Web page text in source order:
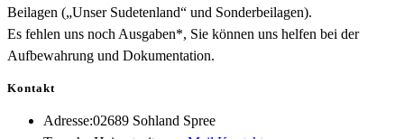
Beilagen („Unser Sudetenland“ und Sonderbeilagen).
Es fehlen uns noch Ausgaben*, Sie können uns helfen bei der
Aufbewahrung und Dokumentation.
Kontakt
Adresse:02689 Sohland Spree